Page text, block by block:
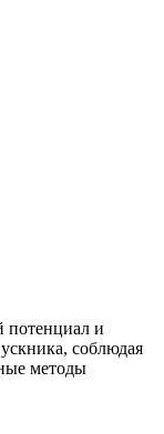
потенциал и
соблюдая
методы